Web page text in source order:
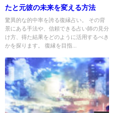
たと元彼の未来を変える方法
驚異的な的中率を誇る復縁占い。 その背
景にある手法や、信頼できる占い師の見分
け方、得た結果をどのように活用するべき
かを探ります。 復縁を目指...